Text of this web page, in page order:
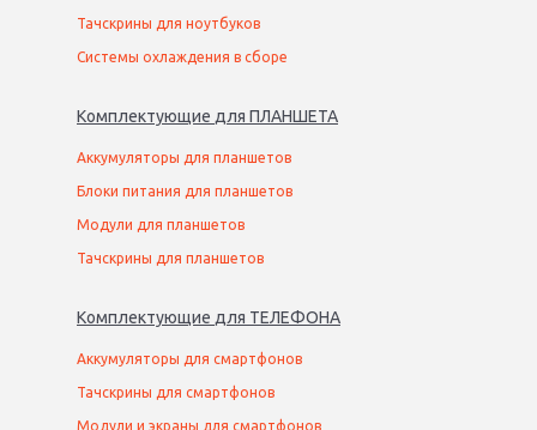
Тачскрины для ноутбуков
Системы охлаждения в сборе
Комплектующие для ПЛАНШЕТА
Аккумуляторы для планшетов
Блоки питания для планшетов
Модули для планшетов
Тачскрины для планшетов
Комплектующие для ТЕЛЕФОНА
Аккумуляторы для смартфонов
Тачскрины для смартфонов
Модули и экраны для смартфонов